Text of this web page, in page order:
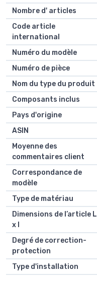
Nombre d' articles
Code article
international
Numéro du modèle
Numéro de pièce
Nom du type du produit
Composants inclus
Pays d'origine
ASIN
Moyenne des
commentaires client
Correspondance de
modèle
Type de matériau
Dimensions de l’article L
x l
Degré de correction-
protection
Type d'installation